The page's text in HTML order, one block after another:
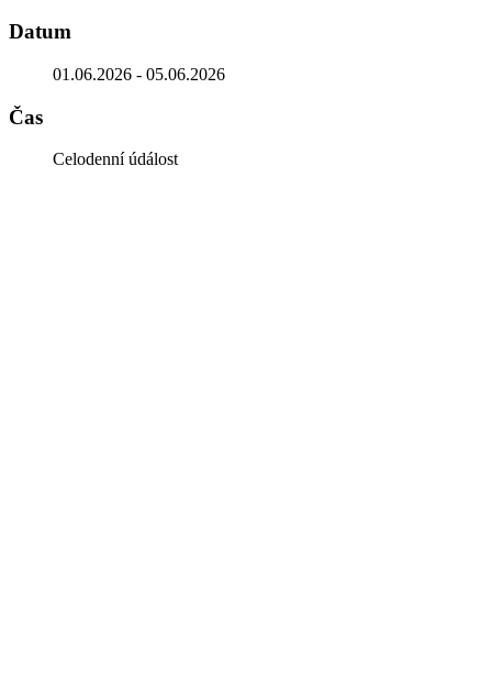
Datum
01.06.2026 - 05.06.2026
Čas
Celodenní údálost